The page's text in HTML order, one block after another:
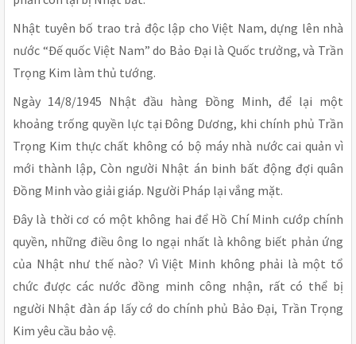
Nhật tuyên bố trao trả độc lập cho Việt Nam, dựng lên nhà
nước “Đế quốc Việt Nam” do Bảo Đại là Quốc trưởng, và Trần
Trọng Kim làm thủ tướng.
Ngày 14/8/1945 Nhật đầu hàng Đồng Minh, để lại một
khoảng trống quyền lực tại Đông Dương, khi chính phủ Trần
Trọng Kim thực chất không có bộ máy nhà nước cai quản vì
mới thành lập, Còn người Nhật án binh bất động đợi quân
Đồng Minh vào giải giáp. Người Pháp lại vắng mặt.
Đây là thời cơ có một không hai để Hồ Chí Minh cướp chính
quyền, những điều ông lo ngại nhất là không biết phản ứng
của Nhật như thế nào? Vì Việt Minh không phải là một tổ
chức được các nước đồng minh công nhận, rất có thể bị
người Nhật đàn áp lấy cớ do chính phủ Bảo Đại, Trần Trọng
Kim yêu cầu bảo vệ.